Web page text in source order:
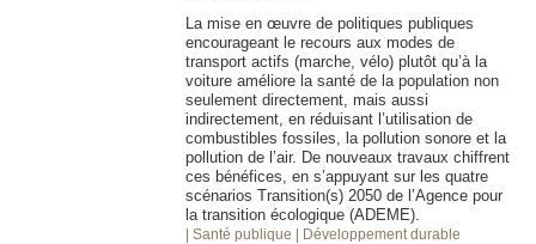
La mise en œuvre de politiques publiques
encourageant le recours aux modes de
transport actifs (marche, vélo) plutôt qu’à la
voiture améliore la santé de la population non
seulement directement, mais aussi
indirectement, en réduisant l’utilisation de
combustibles fossiles, la pollution sonore et la
pollution de l’air. De nouveaux travaux chiffrent
ces bénéfices, en s’appuyant sur les quatre
scénarios Transition(s) 2050 de l’Agence pour
la transition écologique (ADEME).
| Santé publique | Développement durable